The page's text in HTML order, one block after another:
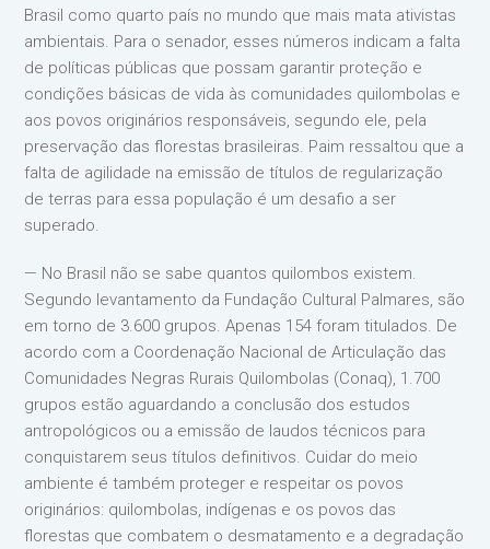
Brasil como quarto país no mundo que mais mata ativistas
ambientais. Para o senador, esses números indicam a falta
de políticas públicas que possam garantir proteção e
condições básicas de vida às comunidades quilombolas e
aos povos originários responsáveis, segundo ele, pela
preservação das florestas brasileiras. Paim ressaltou que a
falta de agilidade na emissão de títulos de regularização
de terras para essa população é um desafio a ser
superado.
— No Brasil não se sabe quantos quilombos existem.
Segundo levantamento da Fundação Cultural Palmares, são
em torno de 3.600 grupos. Apenas 154 foram titulados. De
acordo com a Coordenação Nacional de Articulação das
Comunidades Negras Rurais Quilombolas (Conaq), 1.700
grupos estão aguardando a conclusão dos estudos
antropológicos ou a emissão de laudos técnicos para
conquistarem seus títulos definitivos. Cuidar do meio
ambiente é também proteger e respeitar os povos
originários: quilombolas, indígenas e os povos das
florestas que combatem o desmatamento e a degradação